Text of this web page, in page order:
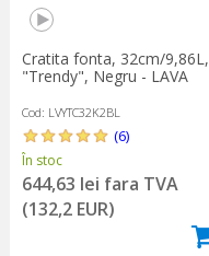
Cratita fonta, 32cm/9,86L,
"Trendy", Negru - LAVA
Cod: LVYTC32K2BL
(6)
În stoc
644,63 lei fara TVA
(132,2 EUR)